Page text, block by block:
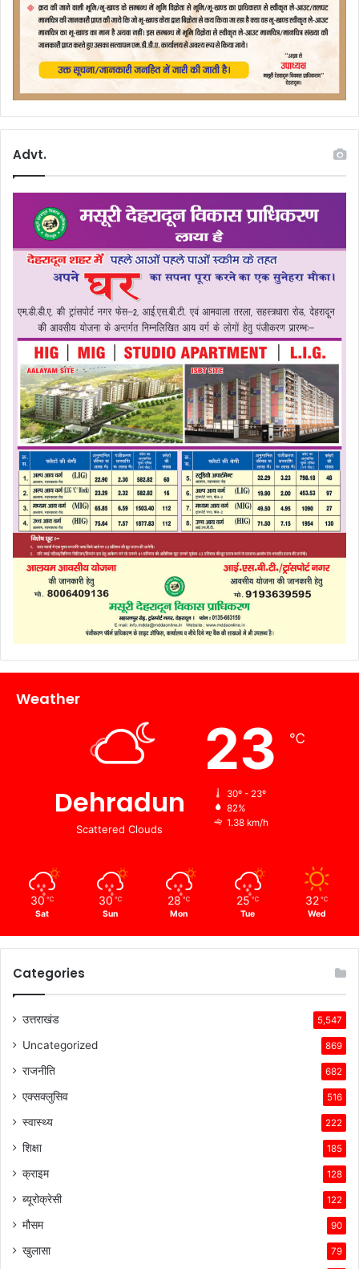
Advt.
Weather
Dehradun
Scattered Clouds
23 ℃
30º - 23º
82%
1.38 km/h
30 ℃
Sat
30 ℃
Sun
28 ℃
Mon
25 ℃
Tue
32 ℃
Wed
Categories
उत्तराखंड 5,547
Uncategorized 869
राजनीति 682
एक्सक्लुसिव 516
स्वास्थ्य 222
शिक्षा 185
क्राइम 128
ब्यूरोक्रेसी 122
मौसम 90
खुलासा 79